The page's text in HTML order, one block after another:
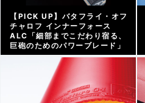
【PICK UP】バタフライ・オフ
チャロフ インナーフォース
ALC「細部までこだわり宿る、
巨砲のためのパワーブレード」
アーカイブ |